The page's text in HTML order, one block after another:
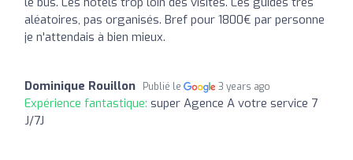
aléatoires, pas organisés. Bref pour 1800€ par personne
je n'attendais à bien mieux.
Dominique Rouillon Publié le 3 years ago
Expérience fantastique: super Agence A votre service 7
J/7J